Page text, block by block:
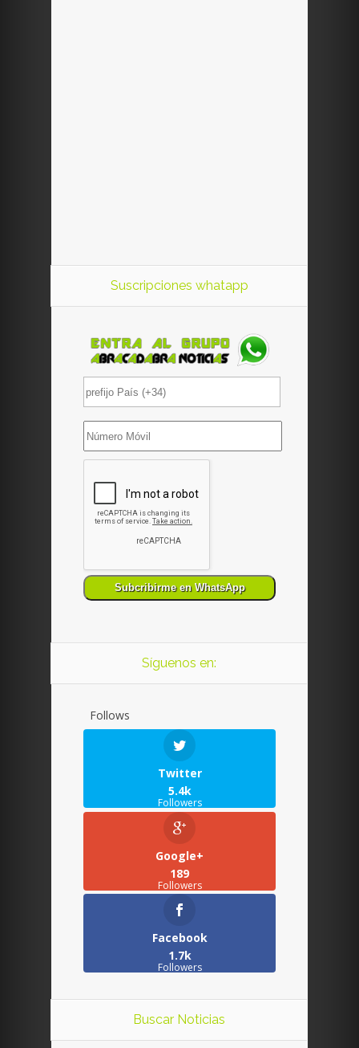
Suscripciones whatapp
Síguenos en:
Follows
Twitter
5.4k
Followers
Google+
189
Followers
Facebook
1.7k
Followers
Buscar Noticias